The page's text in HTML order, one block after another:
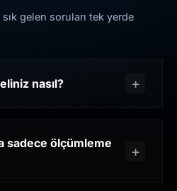
gelen soruları tek yerde
nasıl?
sadece ölçümleme